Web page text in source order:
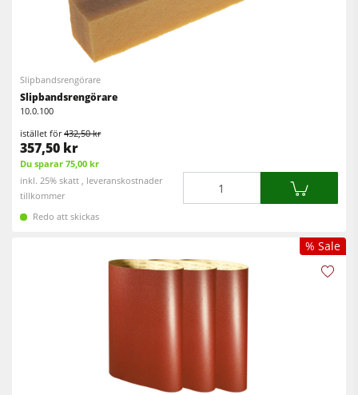
Slipbandsrengörare
Slipbandsrengörare
10.0.100
istället för432,50 kr
357,50 kr
Du sparar 75,00 kr
inkl. 25% skatt , leveranskostnader
tillkommer
Redo att skickas
% Sale